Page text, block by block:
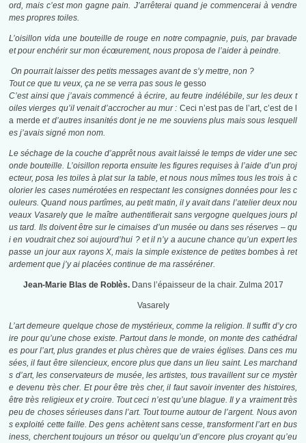
ord, mais c’est mon gagne pain. J’arrêterai quand je commencerai à vendre
mes propres toiles.
L’oisillon vida une bouteille de rouge en notre compagnie, puis, par bravade
et pour enchérir sur mon écœurement, nous proposa de l’aider à peindre.
On pourrait laisser des petits messages avant de s’y mettre, non ?
Tout ce que tu veux, ça ne se verra pas sous legesso
C’est ainsi que j’avais commencé à écrire, au feutre indélébile, sur les deux t
oiles vierges qu’il venait d’accrocher au mur : Ceci n’est pas de l’art, c’est de l
a merde et d’autres insanités dont je ne me souviens plus mais sous lesquell
es j’avais signé mon nom.
Le séchage de la couche d’apprêt nous avait laissé le temps de vider une sec
onde bouteille. L’oisillon reporta ensuite les figures requises à l’aide d’un proj
ecteur, posa les toiles à plat sur la table, et nous nous mîmes tous les trois à c
olorier les cases numérotées en respectant les consignes données pour les c
ouleurs.Quand nous partîmes, au petit matin, il y avait dans l’atelier deux nou
veaux Vasarely que le maître authentifierait sans vergogne quelques jours pl
us tard. Ils doivent être sur le cimaises d’un musée ou dans ses réserves – qu
i en voudrait chez soi aujourd’hui ? et il n’y a aucune chance qu’un expert les
passe un jour aux rayons X, mais la simple existence de petites bombes à ret
ardement que j’y ai placées continue de ma rasséréner.
Jean-Marie Blas de Roblès. Dans l’épaisseur de la chair. Zulma 2017
Vasarely
L’art demeure quelque chose de mystérieux, comme la religion. Il suffit d’y cro
ire pour qu’une chose existe. Partout dans le monde, on monte des cathédral
es pour l’art, plus grandes et plus chères que de vraies églises. Dans ces mu
sées, il faut être silencieux, encore plus que dans un lieu saint. Les marchand
s d’art, les conservateurs de musée, les artistes, tous travaillent sur ce mystèr
e devenu très cher. Et pour être très cher, il faut savoir inventer des histoires,
être très religieux et y croire. Tout ceci n’est qu’une blague. Il y a vraiment très
peu de choses sérieuses dans l’art. Tout tourne autour de l’argent. Nous avon
s exploité cette faille. Des gens achètent sans cesse, transforment l’art en bus
iness, cherchent toujours un trésor ou quelqu’un d’encore plus croyant qu’eu